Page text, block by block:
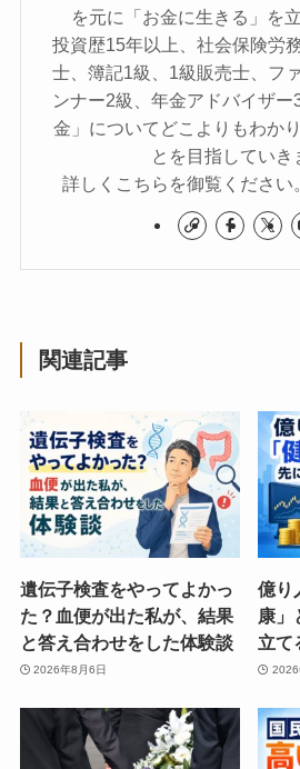
を元に「お金に生きる」を
投資歴15年以上、社会保険労
士、簿記1級、1級販売士、フ
ンナー2級、年金アドバイザ
金」についてどこよりもわか
とを目指していき
詳しくこちらを御覧ください
関連記事
遺伝子検査をやってよかっ
た？血便が出た私が、結果
と答え合わせをした体験談
2026年8月6日
億り
康」
立て
2026